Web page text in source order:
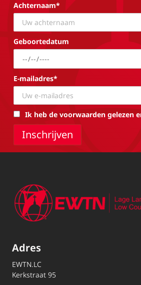
Achternaam*
Geboortedatum
E-mailadres*
Ik heb de voorwaarden gelezen
Adres
EWTN.LC
Kerkstraat 95